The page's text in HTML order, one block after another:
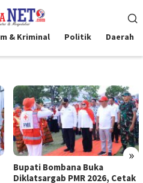
& Kriminal Politik Daerah
»
Bupati Bombana Buka
Diklatsargab PMR 2026, Cetak